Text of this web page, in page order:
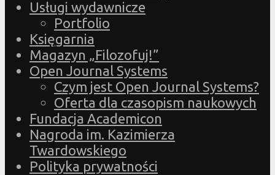
Usługi wydawnicze
Portfolio
Księgarnia
Magazyn „Filozofuj!”
Open Journal Systems
Czym jest Open Journal Systems?
Oferta dla czasopism naukowych
Fundacja Academicon
Nagroda im. Kazimierza
Twardowskiego
Polityka prywatności